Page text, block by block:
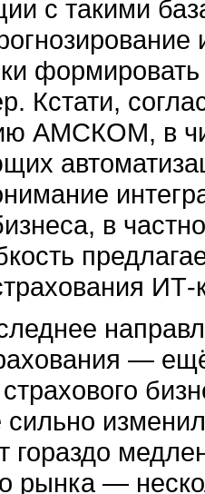
с такими
Кстати,
АМСКОМ, в
в
ИТ-
— ещё
страхового
сильно
гораздо
рынка —